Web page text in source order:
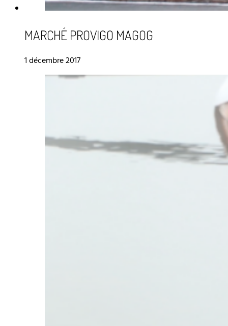
MARCHÉ PROVIGO MAGOG
1 décembre 2017